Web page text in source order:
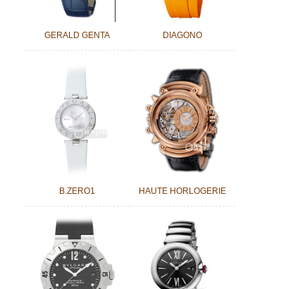
GERALD GENTA DIAGONO
B.ZERO1 HAUTE HORLOGERIE